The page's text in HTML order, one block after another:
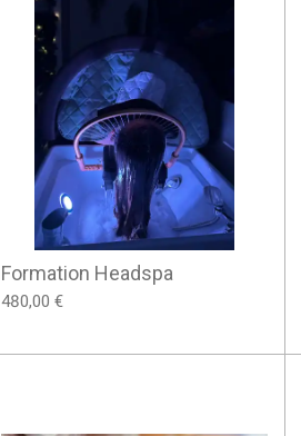
Formation Headspa
480,00 €